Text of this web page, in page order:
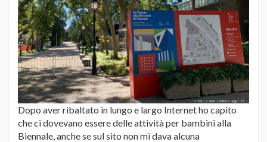
Dopo aver ribaltato in lungo e largo Internet ho capito
che ci dovevano essere delle attività per bambini alla
Biennale, anche se sul sito non mi dava alcuna